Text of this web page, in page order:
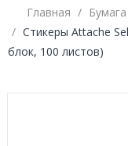
Главная Бумага
Стикеры Attache
блок, 100 листов)